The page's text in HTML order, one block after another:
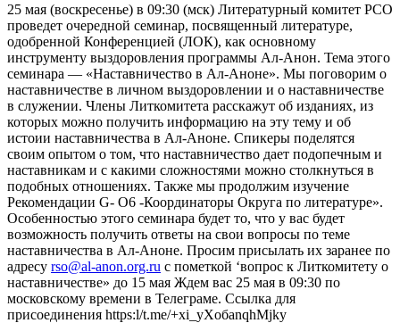
25 мая (воскресенье) в 09:30 (мск) Литературный комитет РСО
проведет очередной семинар, посвященный литературе,
одобренной Конференцией (ЛОК), как основному
инструменту выздоровления программы Ал-Анон. Тема этого
семинара — «Наставничество в Ал-Аноне». Мы поговорим о
наставничестве в личном выздоровлении и о наставничестве
в служении. Члены Литкомитета расскажут об изданиях, из
которых можно получить информацию на эту тему и об
истоии наставничества в Ал-Аноне. Спикеры поделятся
своим опытом о том, что наставничество дает подопечным и
наставникам и с какими сложностями можно столкнуться в
подобных отношениях. Также мы продолжим изучение
Рекомендации G- О6 -Координаторы Округа по литературе».
Особенностью этого семинара будет то, что у вас будет
возможность получить ответы на свои вопросы по теме
наставничества в Ал-Аноне. Просим присылать их заранее по
адресу rso@al-anon.org.ru с пометкой ‘вопрос к Литкомитету о
наставничестве» до 15 мая Ждем вас 25 мая в 09:30 по
московскому времени в Телеграме. Ссылка для
присоединения https:l/t.me/+xi_yXoбanqhMjky